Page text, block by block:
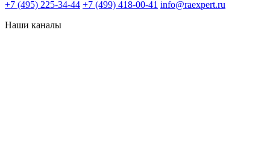
+7 (495) 225-34-44 +7 (499) 418-00-41 info@raexpert.ru
Наши каналы